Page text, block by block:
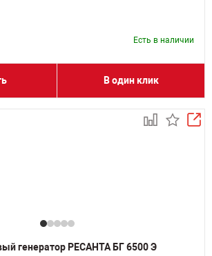
Есть в наличии
В один клик
генератор РЕСАНТА БГ 6500 Э